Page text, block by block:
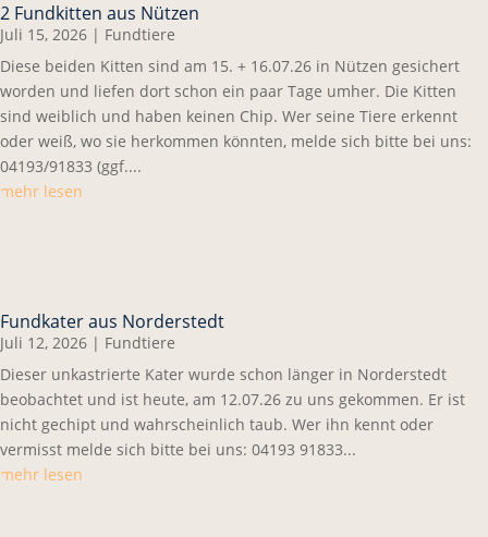
2 Fundkitten aus Nützen
Juli 15, 2026 | Fundtiere
Diese beiden Kitten sind am 15. + 16.07.26 in Nützen gesichert
worden und liefen dort schon ein paar Tage umher. Die Kitten
sind weiblich und haben keinen Chip. Wer seine Tiere erkennt
oder weiß, wo sie herkommen könnten, melde sich bitte bei uns:
04193/91833 (ggf....
mehr lesen
Fundkater aus Norderstedt
Juli 12, 2026 | Fundtiere
Dieser unkastrierte Kater wurde schon länger in Norderstedt
beobachtet und ist heute, am 12.07.26 zu uns gekommen. Er ist
nicht gechipt und wahrscheinlich taub. Wer ihn kennt oder
vermisst melde sich bitte bei uns: 04193 91833...
mehr lesen